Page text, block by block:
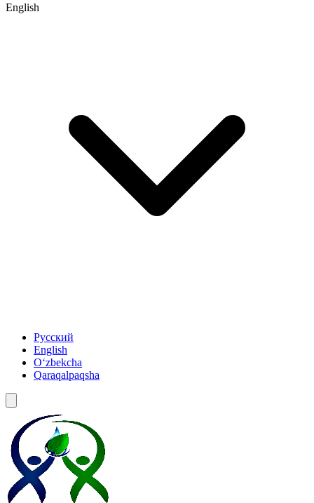
English
Русский
English
Oʻzbekcha
Qaraqalpaqsha